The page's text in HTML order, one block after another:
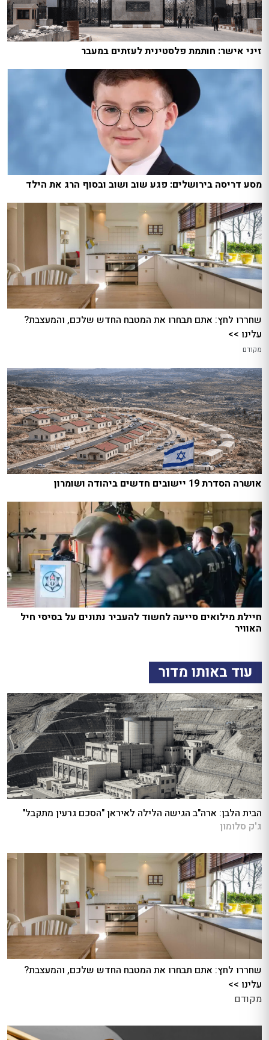
זיני אישר: חותמת פלסטינית לעזתים במעבר
מסע דריסה בירושלים: פגע שוב ושוב ובסוף הרג את הילד
שחררו לחץ: אתם תבחרו את המטבח החדש שלכם, והמעצבת?
עלינו >>
מקודם
אושרה הסדרת 19 יישובים חדשים ביהודה ושומרון
חיילת מילואים סייעה לחשוד להעביר נתונים על בסיסי חיל
האוויר
עוד באותו מדור
הבית הלבן: ארה"ב הגישה הלילה לאיראן "הסכם גרעין מתקבל"
ג'ק סלומון
שחררו לחץ: אתם תבחרו את המטבח החדש שלכם, והמעצבת?
עלינו >>
מקודם